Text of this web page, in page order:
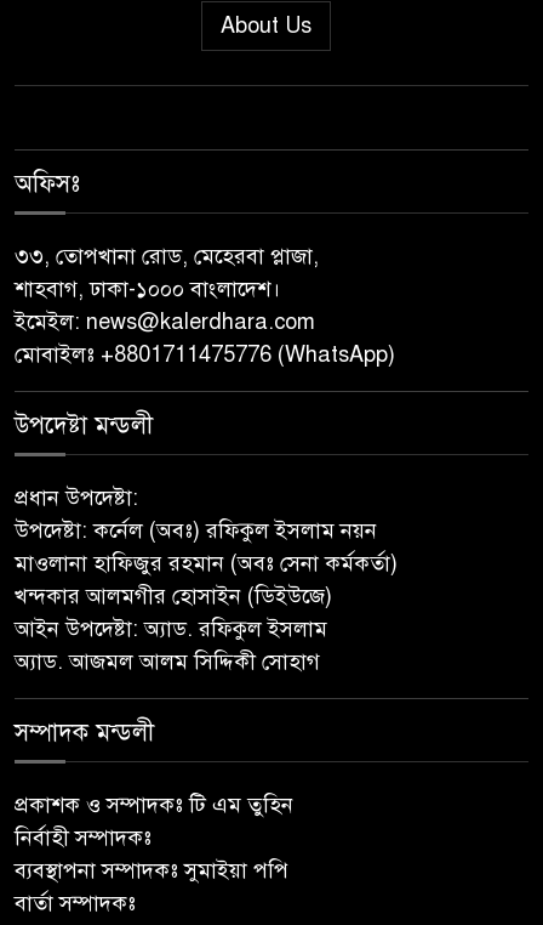
পিরোজপুরে নানা কর্মসূচি পালিত
নেছারাবাদের বলদিয়ায় বিয়ের
অনশন : থানায় অভিযোগ
‎গৌরনদীতে যথাযোগ্য মর্যাদায়
পালিত হলো ‘০৫ আগস্ট জুলাই
গণঅভ্যুত্থান দিবস ২০২৬’ ‎
বাবুগঞ্জে বাংলাদেশ প্রাথমিক শিক্ষক
লুটের অভিযোগ
বাবুগঞ্জে পরিস্কার পরিচ্ছন্নতা ও
বৃক্ষরোপণ অভিযান শুরু করেছে
সুজন
মৎস্য ও পরিবেশে নতুন সম্ভাবনা;
রক্ষণাবেক্ষণে গুরুত্ব দিচ্ছে উপজেলা
প্রশাসন
About Us
অফিসঃ
৩৩, তোপখানা রোড, মেহেরবা প্লাজা,
শাহবাগ, ঢাকা-১০০০ বাংলাদেশ।
ইমেইল: news@kalerdhara.com
মোবাইলঃ +8801711475776 (WhatsApp)
উপদেষ্টা মন্ডলী
প্রধান উপদেষ্টা:
উপদেষ্টা: কর্নেল (অবঃ) রফিকুল ইসলাম নয়ন
মাওলানা হাফিজুর রহমান (অবঃ সেনা কর্মকর্তা)
খন্দকার আলমগীর হোসাইন (ডিইউজে)
আইন উপদেষ্টা: অ্যাড. রফিকুল ইসলাম
অ্যাড. আজমল আলম সিদ্দিকী সোহাগ
সম্পাদক মন্ডলী
প্রকাশক ও সম্পাদকঃ টি এম তুহিন
নির্বাহী সম্পাদকঃ
ব্যবস্থাপনা সম্পাদকঃ সুমাইয়া পপি
বার্তা সম্পাদকঃ